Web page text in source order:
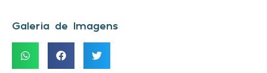
Galeria de Imagens